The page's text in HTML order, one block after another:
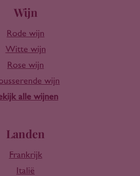
Wijn
Rode wijn
Witte wijn
Rose wijn
wijn
alle wijnen
Landen
Frankrijk
Italië